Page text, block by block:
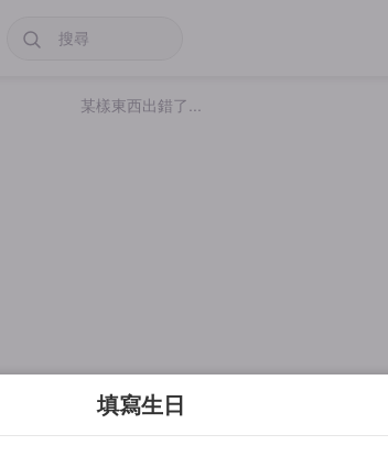
某樣東西出錯了...
填寫生日